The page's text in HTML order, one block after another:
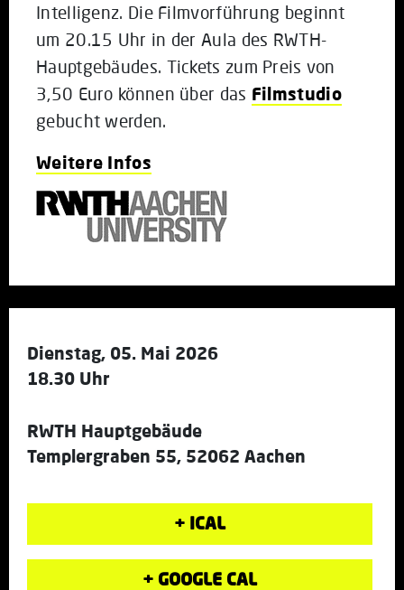
Intelligenz. Die Filmvorführung beginnt
um 20.15 Uhr in der Aula des RWTH-
Hauptgebäudes. Tickets zum Preis von
3,50 Euro können über das Filmstudio
gebucht werden.
Weitere Infos
Dienstag, 05. Mai 2026
18.30 Uhr
RWTH Hauptgebäude
Templergraben 55, 52062 Aachen
+ ICAL
+ GOOGLE CAL